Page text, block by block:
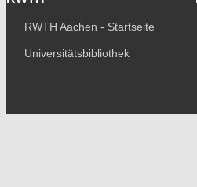
RWTH Aachen - Startseite
Universitätsbibliothek